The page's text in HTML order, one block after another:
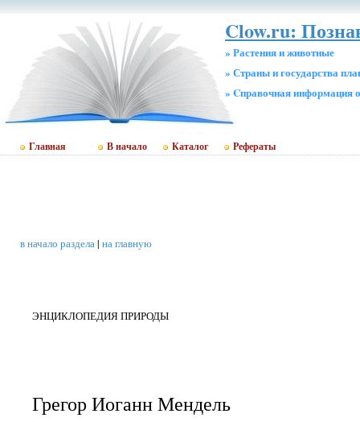
Clow.ru:
» Растения и животные
» Страны и государства
» Cправочная информация
Главная В начало Каталог Рефераты
в начало раздела| на главную
ЭНЦИКЛОПЕДИЯ ПРИРОДЫ
Грегор Иоганн Мендель